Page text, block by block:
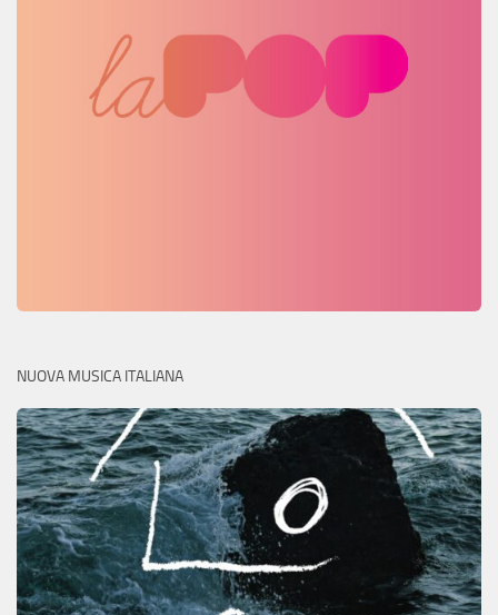
NUOVA MUSICA ITALIANA